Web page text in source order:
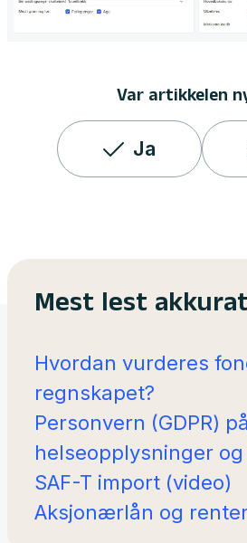
Var artikkelen
Ja
Mest lest
Hvordan vurderes
regnskapet?
Personvern (GDPR) på
helseopplysninger
SAF-T import (video)
Aksjonærlån og